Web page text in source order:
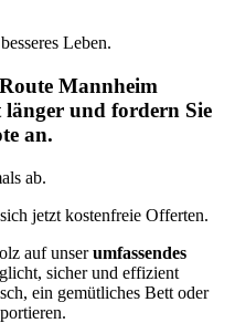
Leben.
Mannheim
länger und fordern Sie
an.
ab.
jetzt kostenfreie Offerten.
auf unserumfassendes
sicher und effizient
ein gemütliches Bett oder